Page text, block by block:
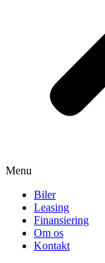
Menu
Biler
Leasing
Finansiering
Om os
Kontakt